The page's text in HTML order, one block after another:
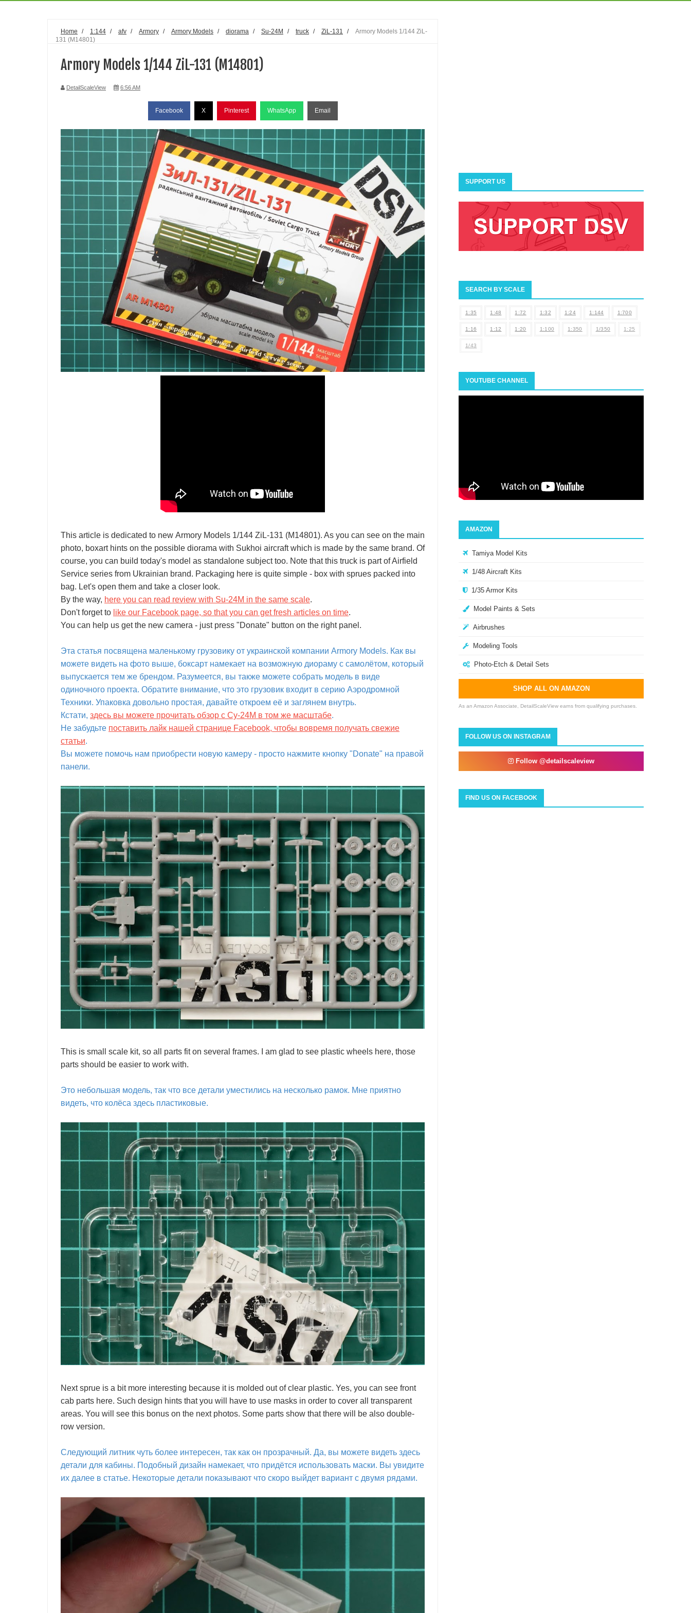
Home / 1:144 / afv / Armory / Armory Models / diorama / Su-24M / truck / ZiL-131 /
Armory Models 1/144 ZiL-
131 (M14801)
Armory Models 1/144 ZiL-131 (M14801)
DetailScaleView 6:56 AM
Facebook X Pinterest WhatsApp Email
This article is dedicated to new Armory Models 1/144 ZiL-131 (M14801). As you can see on the main
photo, boxart hints on the possible diorama with Sukhoi aircraft which is made by the same brand. Of
course, you can build today's model as standalone subject too. Note that this truck is part of Airfield
Service series from Ukrainian brand. Packaging here is quite simple - box with sprues packed into
bag. Let's open them and take a closer look.
By the way, here you can read review with Su-24M in the same scale.
Don't forget to like our Facebook page, so that you can get fresh articles on time.
You can help us get the new camera - just press "Donate" button on the right panel.
Эта статья посвящена маленькому грузовику от украинской компании Armory Models. Как вы
можете видеть на фото выше, боксарт намекает на возможную диораму с самолётом, который
выпускается тем же брендом. Разумеется, вы также можете собрать модель в виде
одиночного проекта. Обратите внимание, что это грузовик входит в серию Аэродромной
Техники. Упаковка довольно простая, давайте откроем её и заглянем внутрь.
Кстати, здесь вы можете прочитать обзор с Су-24М в том же масштабе.
Не забудьте поставить лайк нашей странице Facebook, чтобы вовремя получать свежие
статьи.
Вы можете помочь нам приобрести новую камеру - просто нажмите кнопку "Donate" на правой
панели.
This is small scale kit, so all parts fit on several frames. I am glad to see plastic wheels here, those
parts should be easier to work with.
Это небольшая модель, так что все детали уместились на несколько рамок. Мне приятно
видеть, что колёса здесь пластиковые.
Next sprue is a bit more interesting because it is molded out of clear plastic. Yes, you can see front
cab parts here. Such design hints that you will have to use masks in order to cover all transparent
areas. You will see this bonus on the next photos. Some parts show that there will be also double-
row version.
Следующий литник чуть более интересен, так как он прозрачный. Да, вы можете видеть здесь
детали для кабины. Подобный дизайн намекает, что придётся использовать маски. Вы увидите
их далее в статье. Некоторые детали показывают что скоро выйдет вариант с двумя рядами.
SUPPORT US
SEARCH BY SCALE
1:35 1:48 1:72 1:32 1:24 1:144 1:700
1:16 1:12 1:20 1:100 1:350 1/350 1:25
1/43
YOUTUBE CHANNEL
AMAZON
Tamiya Model Kits
1/48 Aircraft Kits
1/35 Armor Kits
Model Paints & Sets
Airbrushes
Modeling Tools
Photo-Etch & Detail Sets
SHOP ALL ON AMAZON
As an Amazon Associate, DetailScaleView earns from qualifying purchases.
FOLLOW US ON INSTAGRAM
Follow @detailscaleview
FIND US ON FACEBOOK